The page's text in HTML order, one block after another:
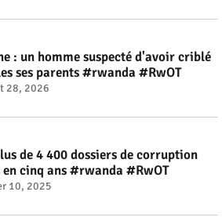
: un homme suspecté d'avoir criblé
ses parents #rwanda #RwOT
28, 2026
de 4 400 dossiers de corruption
cinq ans #rwanda #RwOT
10, 2025